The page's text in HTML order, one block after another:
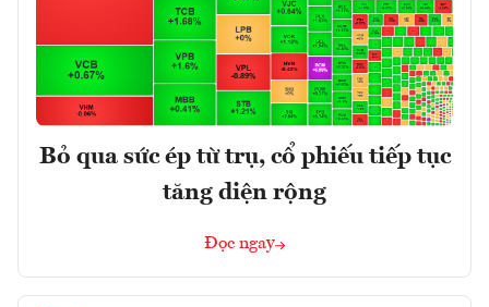
Bỏ qua sức ép từ trụ, cổ phiếu tiếp tục
tăng diện rộng
Đọc ngay